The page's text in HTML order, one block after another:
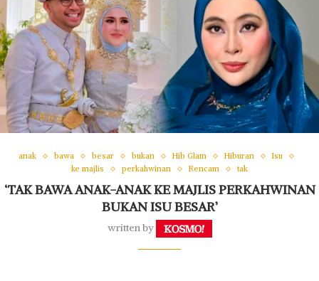
anak bawa besar bukan Hib Glam Hiburan
Isu
ke majlis
perkahwinan Rencam tak
‘TAK BAWA ANAK-ANAK KE MAJLIS PERKAHWINAN
BUKAN ISU BESAR’
written by